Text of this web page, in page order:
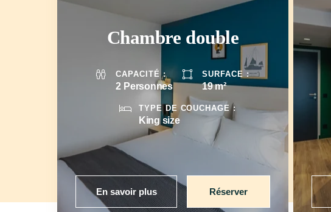
Chambre double
2 Personnes 19 m²
King size
En savoir plus Réserver